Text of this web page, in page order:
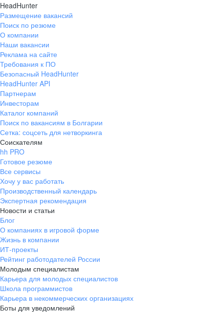
HeadHunter
Размещение вакансий
Поиск по резюме
О компании
Наши вакансии
Реклама на сайте
Требования к ПО
Безопасный HeadHunter
HeadHunter API
Партнерам
Инвесторам
Каталог компаний
Поиск по вакансиям в Болгарии
Сетка: соцсеть для нетворкинга
Соискателям
hh PRO
Готовое резюме
Все сервисы
Хочу у вас работать
Производственный календарь
Экспертная рекомендация
Новости и статьи
Блог
О компаниях в игровой форме
Жизнь в компании
ИТ-проекты
Рейтинг работодателей России
Молодым специалистам
Карьера для молодых специалистов
Школа программистов
Карьера в некоммерческих организациях
Боты для уведомлений